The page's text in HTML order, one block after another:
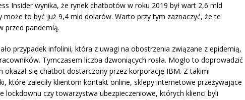
Insider wynika, że rynek chatbotów w roku 2019 był wart 2,6 mld
może to być już 9,4 mld dolarów. Warto przy tym zaznaczyć, że te
przed pandemią.
przypadek infolinii, która z uwagi na obostrzenia związane z epidemią,
Tymczasem liczba dzwoniących rosła. Mogło to doprowadzić
okazał się chatbot dostarczony przez korporację IBM. Z takimi
które zaleciły klientom kontakt online, sklepy internetowe przeżywające
lockdownu czy towarzystwa ubezpieczeniowe, których klienci byli